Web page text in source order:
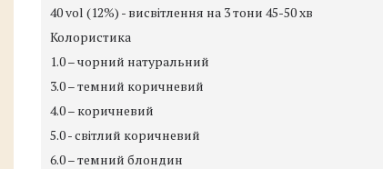
40 vol (12%) - висвітлення на 3 тони 45-50 хв
Колористика
1.0 – чорний натуральний
3.0 – темний коричневий
4.0 – коричневий
5.0 - світлий коричневий
6.0 – темний блондин